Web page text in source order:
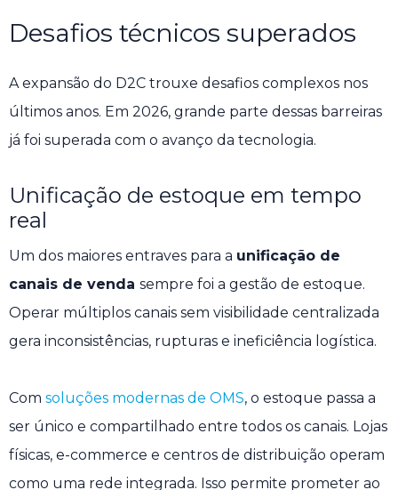
Desafios técnicos superados
A expansão do D2C trouxe desafios complexos nos
últimos anos. Em 2026, grande parte dessas barreiras
já foi superada com o avanço da tecnologia.
Unificação de estoque em tempo
real
Um dos maiores entraves para a unificação de
canais de venda sempre foi a gestão de estoque.
Operar múltiplos canais sem visibilidade centralizada
gera inconsistências, rupturas e ineficiência logística.
Com soluções modernas de OMS, o estoque passa a
ser único e compartilhado entre todos os canais. Lojas
físicas, e-commerce e centros de distribuição operam
como uma rede integrada. Isso permite prometer ao